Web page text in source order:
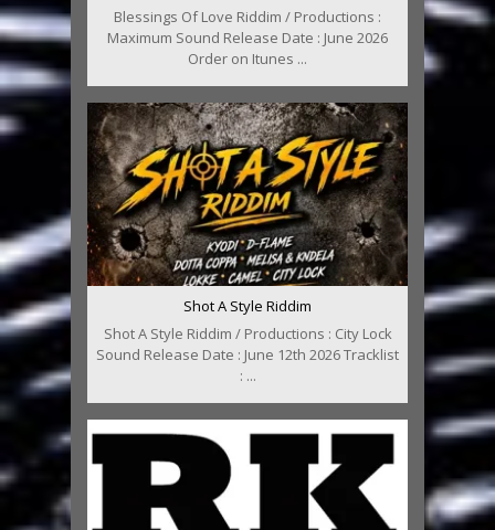
Blessings Of Love Riddim / Productions :
Maximum Sound Release Date : June 2026
Order on Itunes ...
Shot A Style Riddim
Shot A Style Riddim / Productions : City Lock
Sound Release Date : June 12th 2026 Tracklist
: ...